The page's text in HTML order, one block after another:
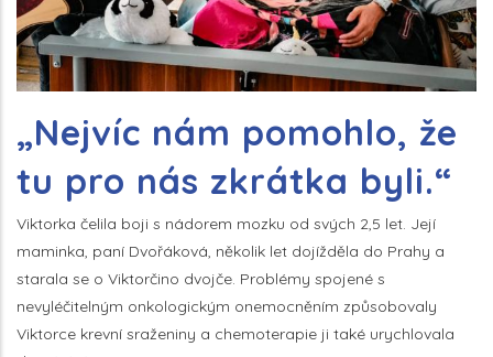
„Nejvíc nám pomohlo, že
tu pro nás zkrátka byli.“
Viktorka čelila boji s nádorem mozku od svých 2,5 let. Její
maminka, paní Dvořáková, několik let dojížděla do Prahy a
starala se o Viktorčino dvojče. Problémy spojené s
nevyléčitelným onkologickým onemocněním způsobovaly
Viktorce krevní sraženiny a chemoterapie ji také urychlovala